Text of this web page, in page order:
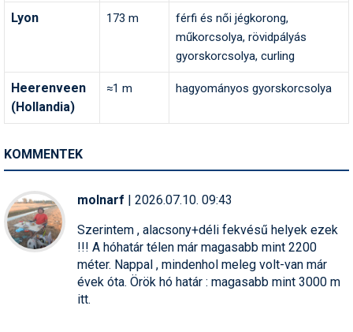
Lyon 173 m
férfi és női jégkorong,
műkorcsolya, rövidpályás
gyorskorcsolya, curling
Heerenveen
(Hollandia)
≈1 m hagyományos gyorskorcsolya
KOMMENTEK
molnarf | 2026.07.10. 09:43
Szerintem , alacsony+déli fekvésű helyek ezek
!!! A hóhatár télen már magasabb mint 2200
méter. Nappal , mindenhol meleg volt-van már
évek óta. Örök hó határ : magasabb mint 3000 m
itt.